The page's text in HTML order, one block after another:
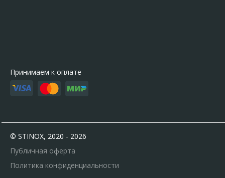
Публичная оферта
Политика конфиденциальности
© STINOX, 2020 - 2026
Принимаем к оплате